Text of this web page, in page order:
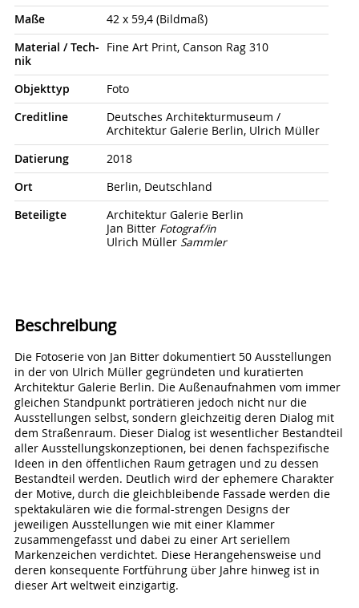
Maße
42 x 59,4 (Bildmaß)
Material / Tech­
nik
Fine Art Print, Canson Rag 310
Objekt­typ
Foto
Credit­line
Deutsches Architekturmuseum /
Architektur Galerie Berlin, Ulrich Müller
Datierung
2018
Ort
Berlin, Deutschland
Beteiligte
Architektur Galerie Berlin
Jan Bitter Fotograf/in
Ulrich Müller Sammler
Beschreibung
Die Fotoserie von Jan Bitter dokumentiert 50 Ausstellungen
in der von Ulrich Müller gegründeten und kuratierten
Architektur Galerie Berlin. Die Außenaufnahmen vom immer
gleichen Standpunkt porträtieren jedoch nicht nur die
Ausstellungen selbst, sondern gleichzeitig deren Dialog mit
dem Straßenraum. Dieser Dialog ist wesentlicher Bestandteil
aller Ausstellungskonzeptionen, bei denen fachspezifische
Ideen in den öffentlichen Raum getragen und zu dessen
Bestandteil werden. Deutlich wird der ephemere Charakter
der Motive, durch die gleichbleibende Fassade werden die
spektakulären wie die formal-strengen Designs der
jeweiligen Ausstellungen wie mit einer Klammer
zusammengefasst und dabei zu einer Art seriellem
Markenzeichen verdichtet. Diese Herangehensweise und
deren konsequente Fortführung über Jahre hinweg ist in
dieser Art weltweit einzigartig.